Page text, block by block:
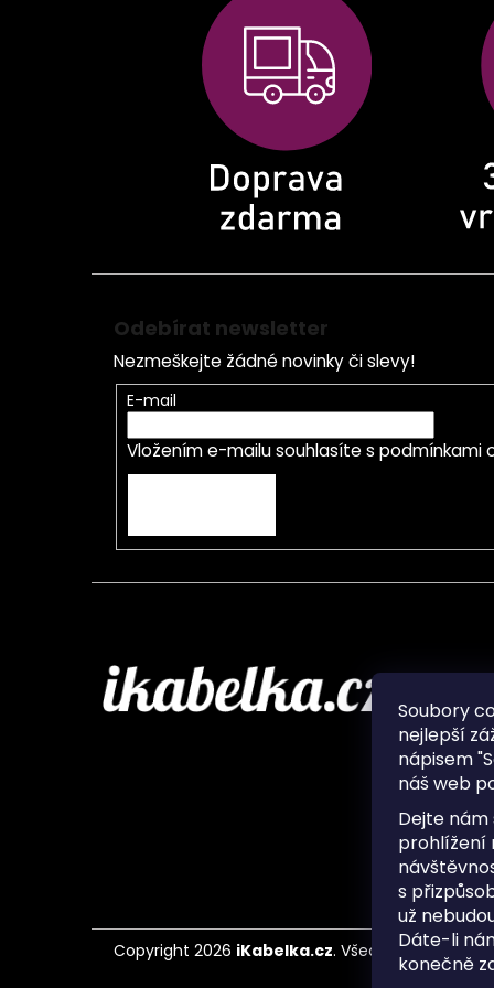
Soubory
nejlepší
nápisem
náš web
Dejte
prohlížení
s
už
Dáte-li
konečně
Odebírat newsletter
Nezmeškejte žádné novinky či slevy!
E-mail
Vložením e-mailu souhlasíte s podmínkami
O nás
Často
Copyright 2026 iKabelka.cz. Všechna práva